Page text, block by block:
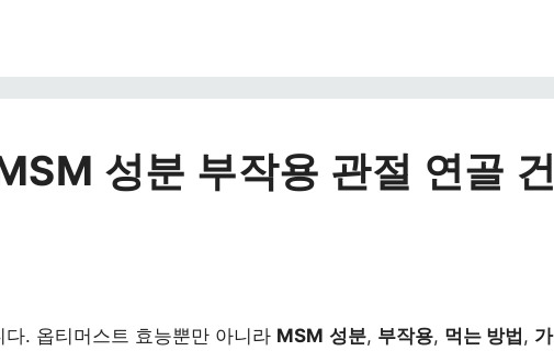
성분 부작용 관절 연골 건
다. 옵티머스트 효능뿐만 아니라 MSM 성분, 부작용, 먹는 방법 , 가